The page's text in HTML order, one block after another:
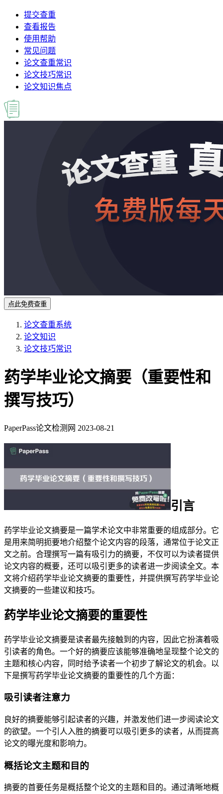
提交查重
查看报告
使用帮助
常见问题
论文查重常识
论文技巧常识
论文知识焦点
点此免费查重
论文查重系统
论文知识
论文技巧常识
药学毕业论文摘要（重要性和
撰写技巧）
PaperPass论文检测网 2023-08-21
引言
药学毕业论文摘要是一篇学术论文中非常重要的组成部分。它
是用来简明扼要地介绍整个论文内容的段落，通常位于论文正
文之前。合理撰写一篇有吸引力的摘要，不仅可以为读者提供
论文内容的概要，还可以吸引更多的读者进一步阅读全文。本
文将介绍药学毕业论文摘要的重要性，并提供撰写药学毕业论
文摘要的一些建议和技巧。
药学毕业论文摘要的重要性
药学毕业论文摘要是读者最先接触到的内容，因此它扮演着吸
引读者的角色。一个好的摘要应该能够准确地呈现整个论文的
主题和核心内容，同时给予读者一个初步了解论文的机会。以
下是撰写药学毕业论文摘要的重要性的几个方面：
吸引读者注意力
良好的摘要能够引起读者的兴趣，并激发他们进一步阅读论文
的欲望。一个引人入胜的摘要可以吸引更多的读者，从而提高
论文的曝光度和影响力。
概括论文主题和目的
摘要的首要任务是概括整个论文的主题和目的。通过清晰地概